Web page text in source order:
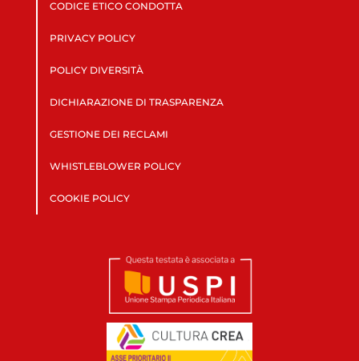
CODICE ETICO CONDOTTA
PRIVACY POLICY
POLICY DIVERSITÀ
DICHIARAZIONE DI TRASPARENZA
GESTIONE DEI RECLAMI
WHISTLEBLOWER POLICY
COOKIE POLICY